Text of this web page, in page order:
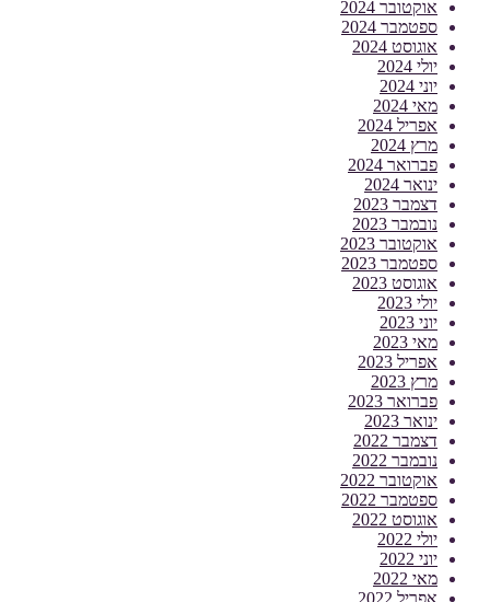
אוקטובר 2024
ספטמבר 2024
אוגוסט 2024
יולי 2024
יוני 2024
מאי 2024
אפריל 2024
מרץ 2024
פברואר 2024
ינואר 2024
דצמבר 2023
נובמבר 2023
אוקטובר 2023
ספטמבר 2023
אוגוסט 2023
יולי 2023
יוני 2023
מאי 2023
אפריל 2023
מרץ 2023
פברואר 2023
ינואר 2023
דצמבר 2022
נובמבר 2022
אוקטובר 2022
ספטמבר 2022
אוגוסט 2022
יולי 2022
יוני 2022
מאי 2022
אפריל 2022